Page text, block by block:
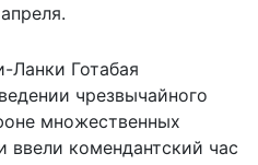
Ланки Готабая
чрезвычайного
множественных
ввели комендантский час